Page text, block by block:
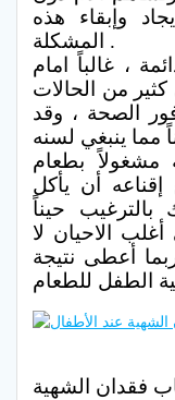
وإبقاء هذه
المشكلة .
، غالباً امام
من الحالات
الصحة ، وقد
مشغولاً بطعام
أن يأكل
حيناً
الاحيان لا
أعطى نتيجة
فقدان الشهية